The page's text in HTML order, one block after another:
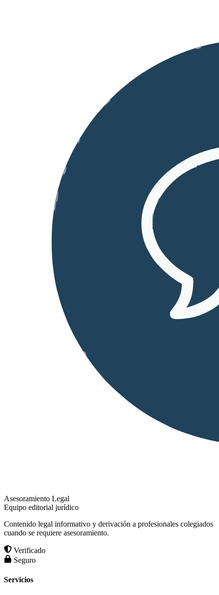
Asesoramiento Legal
Equipo editorial jurídico
Contenido legal informativo y derivación a profesionales colegiados
cuando se requiere asesoramiento.
Verificado
Seguro
Servicios